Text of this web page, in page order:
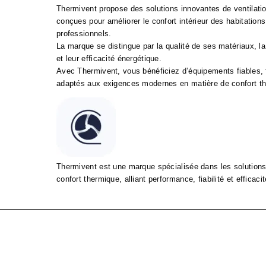
Thermivent propose des solutions innovantes de
conçues pour améliorer le confort intérieur des
professionnels.
La marque se distingue par la qualité de ses matériaux,
et leur efficacité énergétique.
Avec Thermivent, vous bénéficiez d’équipements
adaptés aux exigences modernes en matière de confort
Thermivent est une marque spécialisée dans les
confort thermique, alliant performance, fiabilité et